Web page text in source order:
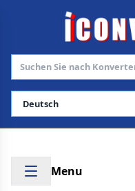
Sprache auswählen
Menu